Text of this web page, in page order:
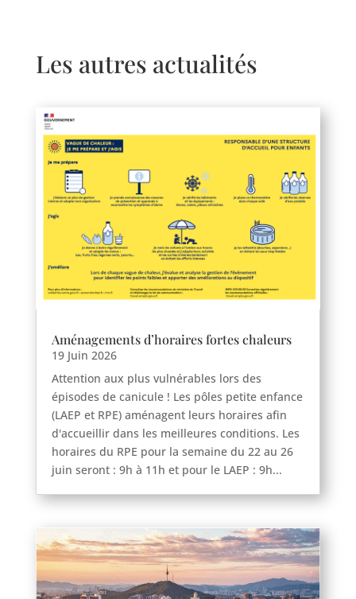
Les autres actualités
Aménagements d’horaires fortes chaleurs
19 Juin 2026
Attention aux plus vulnérables lors des
épisodes de canicule ! Les pôles petite enfance
(LAEP et RPE) aménagent leurs horaires afin
d'accueillir dans les meilleures conditions. Les
horaires du RPE pour la semaine du 22 au 26
juin seront : 9h à 11h et pour le LAEP : 9h...